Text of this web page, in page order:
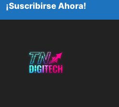
¡Suscribirse Ahora!